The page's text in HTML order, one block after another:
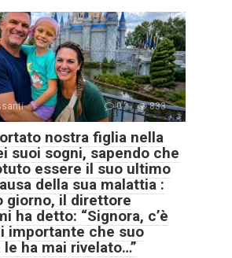
0 833
nostra figlia nella
suoi sogni, sapendo che
essere il suo ultimo
della sua malattia :
giorno, il direttore
ha detto: “Signora, c’è
importante che suo
ha mai rivelato…”